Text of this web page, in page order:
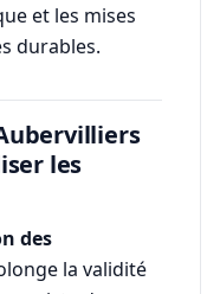
et les mises
durables.
les
des
la validité